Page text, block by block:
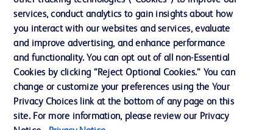
联系我们
Cookie 政策
隐私政策
使用条款
services, conduct analytics to gain insights about how
you interact with our websites and services, evaluate
and improve advertising, and enhance performance
and functionality. You can opt out of all non-Essential
Cookies by clicking “Reject Optional Cookies.” You can
change or customize your preferences using the Your
Privacy Choices link at the bottom of any page on this
site. For more information, please review our Privacy